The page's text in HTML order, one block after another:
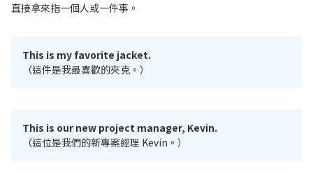
直接拿來指一個人或一件事。
This is my favorite jacket.
（這件是我最喜歡的夾克。）
This is our new project manager, Kevin.
（這位是我們的新專案經理 Kevin。）